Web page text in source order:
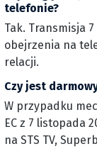
telefonie?
Tak. Transmisja
obejrzenia na
relacji.
Czy jest
W przypadku
EC z 7 listopada
na STS TV,